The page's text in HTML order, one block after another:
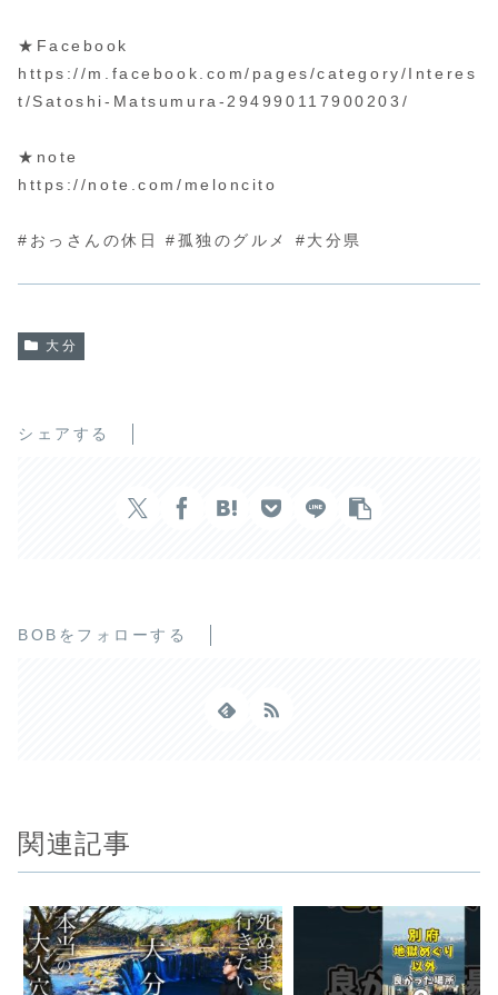
★Facebook
https://m.facebook.com/pages/category/Interes
t/Satoshi-Matsumura-294990117900203/
★note
https://note.com/meloncito
#おっさんの休日 #孤独のグルメ #大分県
大分
シェアする
BOBをフォローする
関連記事